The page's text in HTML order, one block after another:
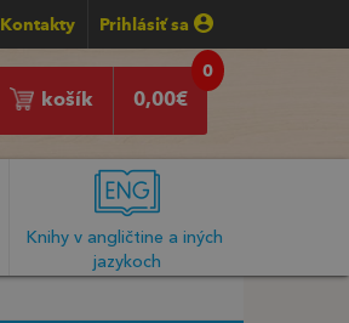
Kontakty Prihlásiť sa
0
0,00€
košík
Knihy v angličtine a iných
jazykoch